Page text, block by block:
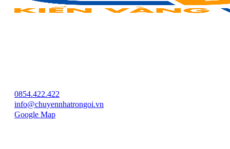
0854.422.422
info@chuyennhatrongoi.vn
Google Map